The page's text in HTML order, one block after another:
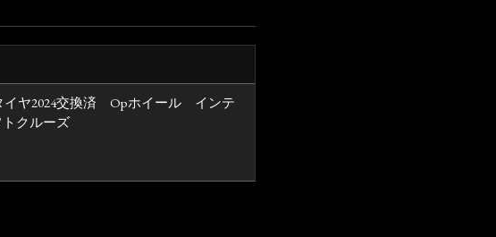
ヤ2024交換済 Opホイール インテ
クルーズ